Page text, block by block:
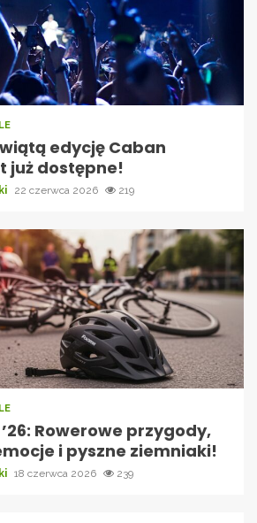
edycję Caban
już dostępne!
22 czerwca 2026 219
Rowerowe przygody,
i pyszne ziemniaki!
18 czerwca 2026 239